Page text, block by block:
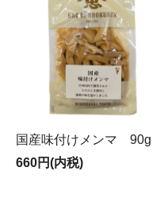
国産味付けメンマ 90g
660円(内税)